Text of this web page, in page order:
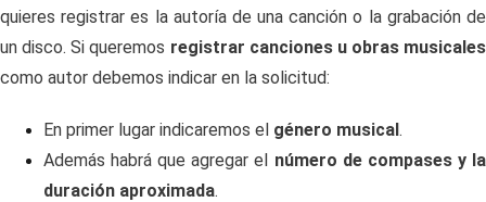
quieres registrar es la autoría de una canción o la grabación de
un disco. Si queremos registrar canciones u obras musicales
como autor debemos indicar en la solicitud:
En primer lugar indicaremos el género musical.
Además habrá que agregar el número de compases y la
duración aproximada.